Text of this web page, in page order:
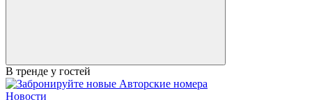
В тренде у гостей
Новости